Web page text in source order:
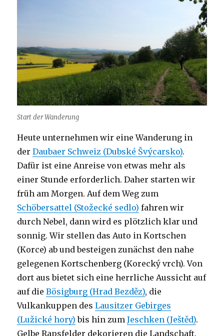
Start der Wanderung
Heute unternehmen wir eine Wanderung in
derDaubaer Schweiz (Dubské Švýcarsko).
Dafür ist eine Anreise von etwas mehr als
einer Stunde erforderlich. Daher starten wir
früh am Morgen. Auf dem Weg zum
Schöbersattel (Stožecké sedlo) fahren wir
durch Nebel, dann wird es plötzlich klar und
sonnig. Wir stellen das Auto in Kortschen
(Korce) ab und besteigen zunächst den nahe
gelegenen Kortschenberg (Korecký vrch). Von
dort aus bietet sich eine herrliche Aussicht auf
auf dieBösigburg (Hrad Bezděz), die
Vulkankuppen desLausitzer Gebirges
(Lužické hory) bis hin zumJeschken (Ještěd).
Gelbe Rapsfelder dekorieren die Landschaft.